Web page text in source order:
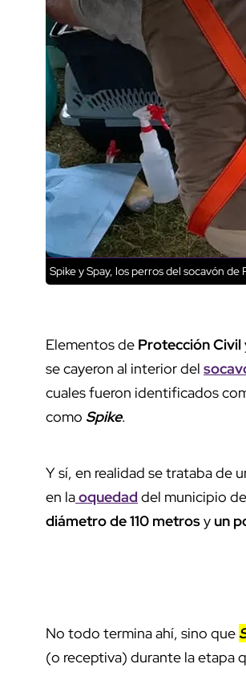
Spike y Spay, los perros del socavón
Elementos de Protección Civil
se cayeron al interior del
cuales fueron identificados
como Spike.
Y sí, en realidad se trataba de
en laoquedaddel municipio de
diámetro de 110 metrosy un
No todo termina ahí, sino que
(o receptiva) durante la etapa